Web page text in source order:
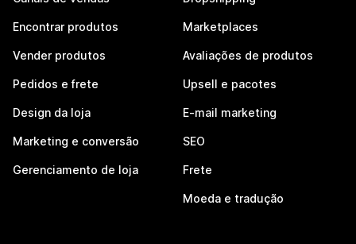
Encontrar produtos
Vender produtos
Pedidos e frete
Design da loja
Marketing e conversão
Gerenciamento de loja
Marketplaces
Avaliações de produtos
Upsell e pacotes
E-mail marketing
SEO
Frete
Moeda e tradução